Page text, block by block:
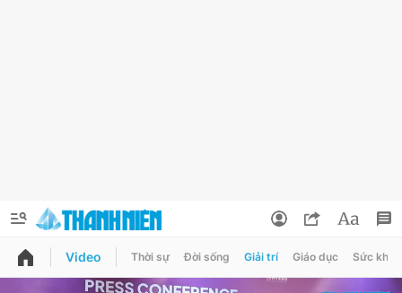
QUẢNG CÁO
Video Thời sự Đời sống Giải trí Giáo dục Sức khỏe